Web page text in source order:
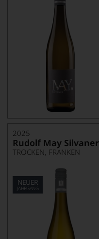
2025
Rudolf May Silvaner
TROCKEN, FRANKEN
NEUER
JAHRGANG